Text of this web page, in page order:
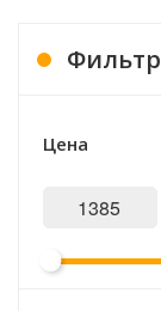
Фильтр
Цена